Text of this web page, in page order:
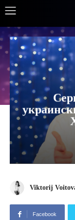
Viktorij
Facebook